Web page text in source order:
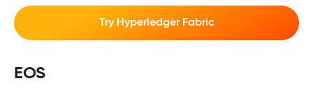
Try Hyperledger Fabric
EOS